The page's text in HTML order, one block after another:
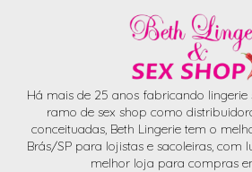
Há mais de 25 anos fabricando lingerie
ramo de sex shop como
conceituadas, Beth Lingerie tem o
Brás/SP para lojistas e sacoleiras, com
melhor loja para compras